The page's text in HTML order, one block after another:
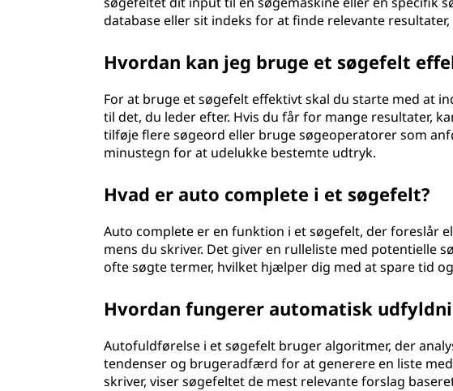
database eller sit indeks for at finde relevante
Hvordan kan jeg bruge et søgefelt
For at bruge et søgefelt effektivt skal du starte med at
til det, du leder efter. Hvis du får for mange resultater,
tilføje flere søgeord eller bruge søgeoperatorer som
minustegn for at udelukke bestemte udtryk.
Hvad er auto complete i et søgefelt?
Auto complete er en funktion i et søgefelt, der foreslår
mens du skriver. Det giver en rulleliste med potentielle
ofte søgte termer, hvilket hjælper dig med at spare tid
Hvordan fungerer automatisk
Autofuldførelse i et søgefelt bruger algoritmer, der
tendenser og brugeradfærd for at generere en liste
skriver, viser søgefeltet de mest relevante forslag